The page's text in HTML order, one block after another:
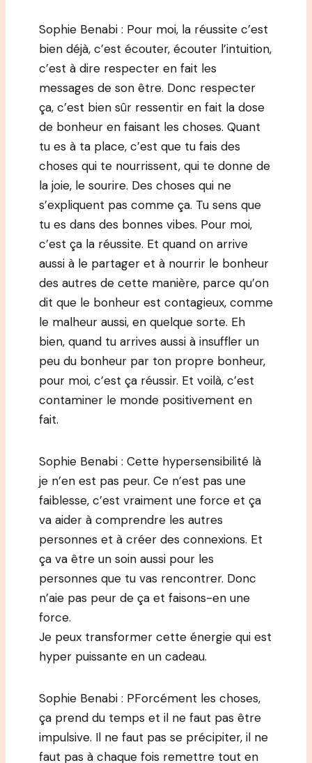
Sophie Benabi : Pour moi, la réussite c’est
bien déjà, c’est écouter, écouter l’intuition,
c’est à dire respecter en fait les
messages de son être. Donc respecter
ça, c’est bien sûr ressentir en fait la dose
de bonheur en faisant les choses. Quant
tu es à ta place, c’est que tu fais des
choses qui te nourrissent, qui te donne de
la joie, le sourire. Des choses qui ne
s’expliquent pas comme ça. Tu sens que
tu es dans des bonnes vibes. Pour moi,
c’est ça la réussite. Et quand on arrive
aussi à le partager et à nourrir le bonheur
des autres de cette manière, parce qu’on
dit que le bonheur est contagieux, comme
le malheur aussi, en quelque sorte. Eh
bien, quand tu arrives aussi à insuffler un
peu du bonheur par ton propre bonheur,
pour moi, c’est ça réussir. Et voilà, c’est
contaminer le monde positivement en
fait.
Sophie Benabi : Cette hypersensibilité là
je n’en est pas peur. Ce n’est pas une
faiblesse, c’est vraiment une force et ça
va aider à comprendre les autres
personnes et à créer des connexions. Et
ça va être un soin aussi pour les
personnes que tu vas rencontrer. Donc
n’aie pas peur de ça et faisons-en une
force.
Je peux transformer cette énergie qui est
hyper puissante en un cadeau.
Sophie Benabi : PForcément les choses,
ça prend du temps et il ne faut pas être
impulsive. Il ne faut pas se précipiter, il ne
faut pas à chaque fois remettre tout en